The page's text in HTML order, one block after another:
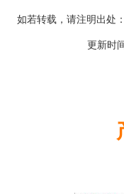
如若转载，请注明出
更新时